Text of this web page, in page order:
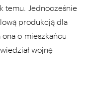
temu. Jednocześnie
produkcją dla
o mieszkańcu
wojnę